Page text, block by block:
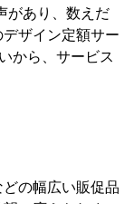
があり、数えだ
ザイン定額サー
から、サービス
の幅広い販促品